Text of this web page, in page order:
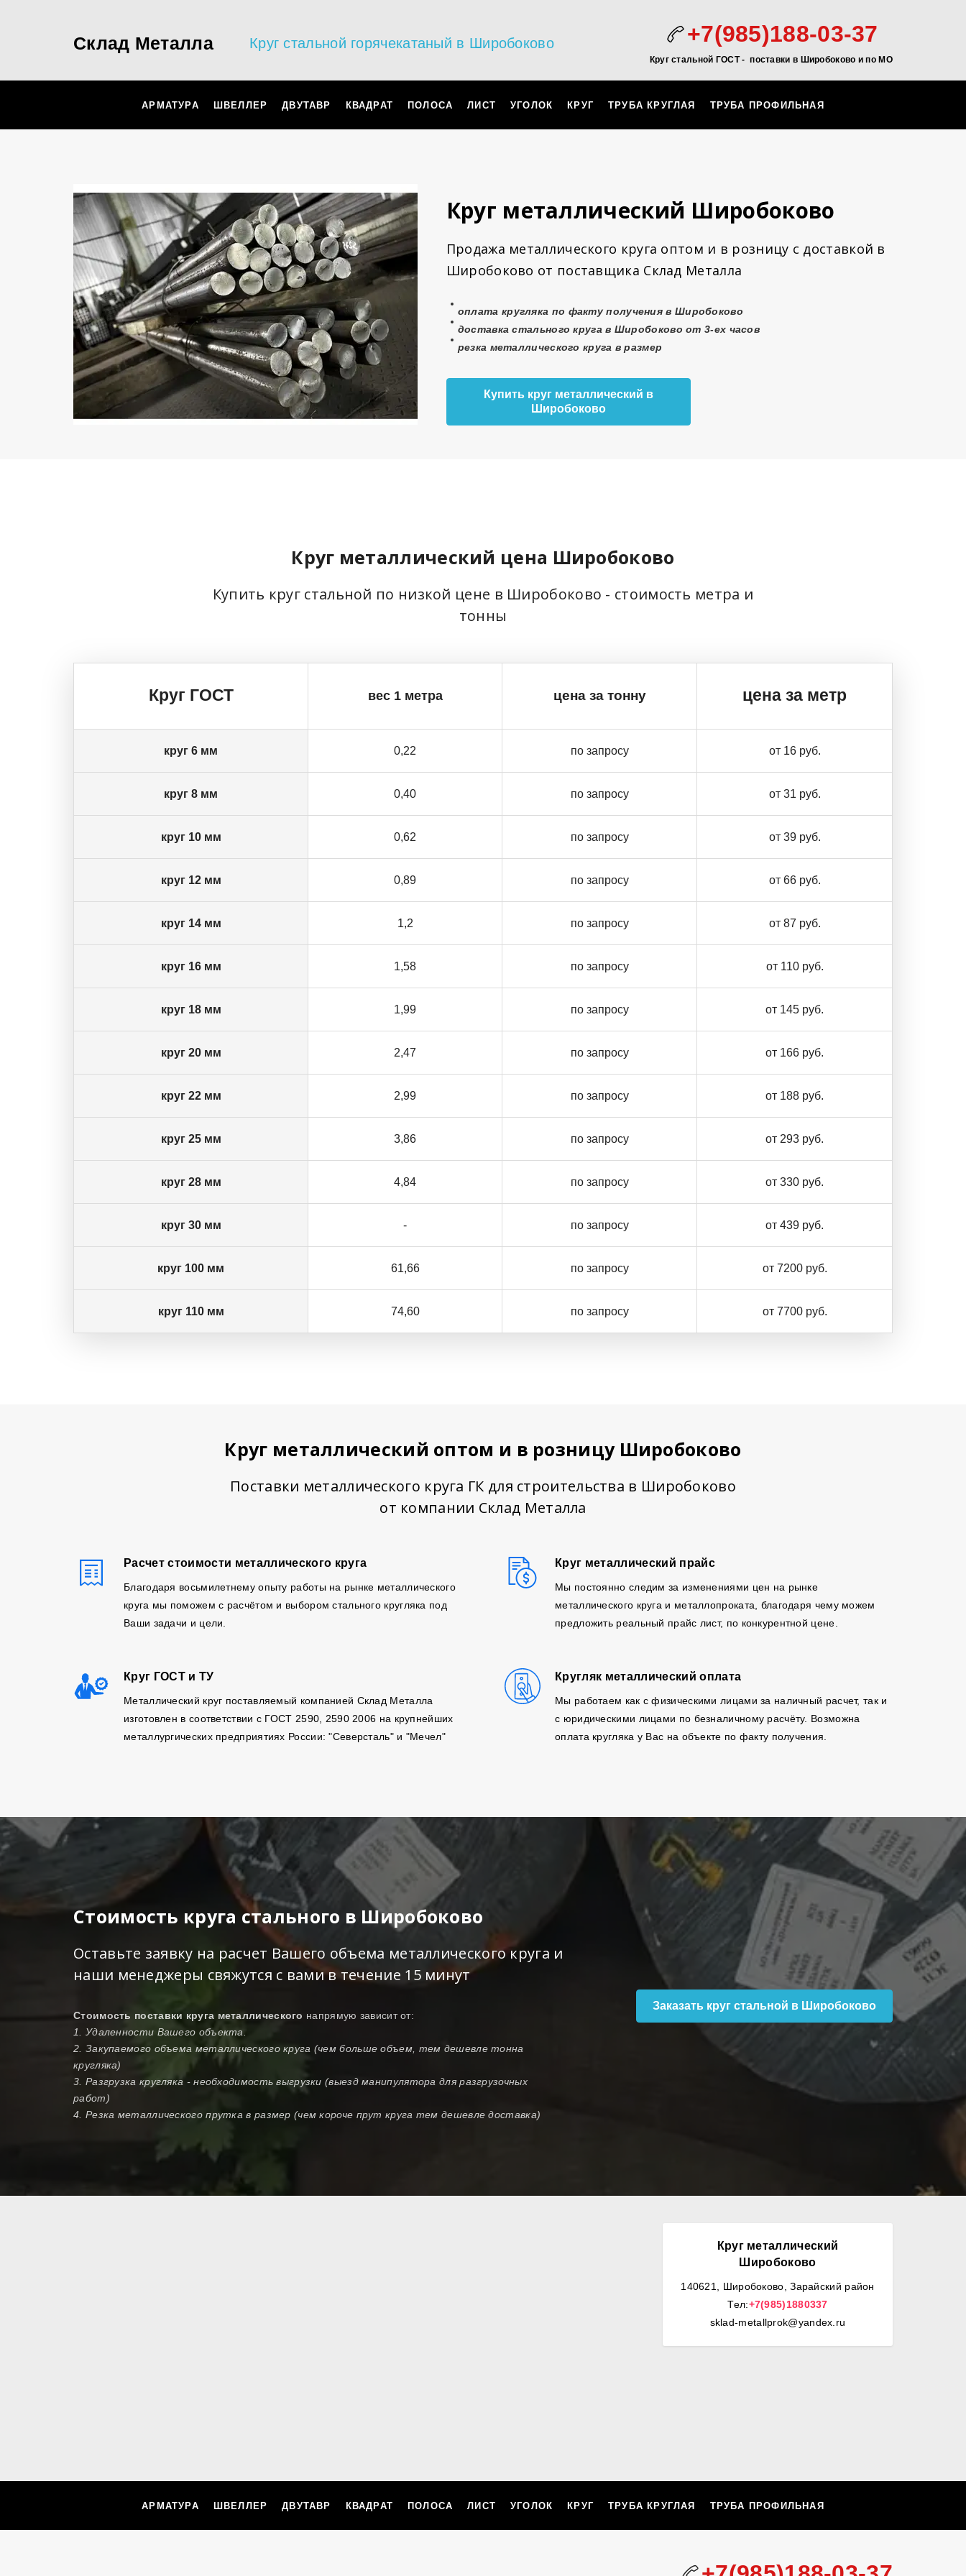
Склад Металла Круг стальной горячекатаный в Широбоково +7(985)188-03-37
Круг стальной ГОСТ - поставки в Широбоково и по МО
АРМАТУРА ШВЕЛЛЕР ДВУТАВР КВАДРАТ ПОЛОСА ЛИСТ УГОЛОК КРУГ ТРУБА КРУГЛАЯ ТРУБА ПРОФИЛЬНАЯ
Круг металлический Широбоково
Продажа металлического круга оптом и в розницу с доставкой в
Широбоково от поставщика Склад Металла
оплата кругляка по факту получения в Широбоково
доставка стального круга в Широбоково от 3-ех часов
резка металлического круга в размер
Купить круг металлический в
Широбоково
Круг металлический цена Широбоково
Купить круг стальной по низкой цене в Широбоково - стоимость метра и
тонны
Круг ГОСТ вес 1 метра цена за тонну цена за метр
круг 6 мм 0,22 по запросу от 16 руб.
круг 8 мм 0,40 по запросу от 31 руб.
круг 10 мм 0,62 по запросу от 39 руб.
круг 12 мм 0,89 по запросу от 66 руб.
круг 14 мм 1,2 по запросу от 87 руб.
круг 16 мм 1,58 по запросу от 110 руб.
круг 18 мм 1,99 по запросу от 145 руб.
круг 20 мм 2,47 по запросу от 166 руб.
круг 22 мм 2,99 по запросу от 188 руб.
круг 25 мм 3,86 по запросу от 293 руб.
круг 28 мм 4,84 по запросу от 330 руб.
круг 30 мм - по запросу от 439 руб.
круг 100 мм 61,66 по запросу от 7200 руб.
круг 110 мм 74,60 по запросу от 7700 руб.
Круг металлический оптом и в розницу Широбоково
Поставки металлического круга ГК для строительства в Широбоково
от компании Склад Металла
Расчет стоимости металлического круга
Благодаря восьмилетнему опыту работы на рынке металлического
круга мы поможем с расчётом и выбором стального кругляка под
Ваши задачи и цели.
Круг металлический прайс
Мы постоянно следим за изменениями цен на рынке
металлического круга и металлопроката, благодаря чему можем
предложить реальный прайс лист, по конкурентной цене.
Круг ГОСТ и ТУ
Металлический круг поставляемый компанией Склад Металла
изготовлен в соответствии с ГОСТ 2590, 2590 2006 на крупнейших
металлургических предприятиях России: "Северсталь" и "Мечел"
Кругляк металлический оплата
Мы работаем как с физическими лицами за наличный расчет, так и
с юридическими лицами по безналичному расчёту. Возможна
оплата кругляка у Вас на объекте по факту получения.
Стоимость круга стального в Широбоково
Оставьте заявку на расчет Вашего объема металлического круга и
наши менеджеры свяжутся с вами в течение 15 минут
Стоимость поставки круга металлического напрямую зависит от:
1. Удаленности Вашего объекта.
2. Закупаемого объема металлического круга (чем больше объем, тем дешевле тонна
кругляка)
3. Разгрузка кругляка - необходимость выгрузки (выезд манипулятора для разгрузочных
работ)
4. Резка металлического прутка в размер (чем короче прут круга тем дешевле доставка)
Заказать круг стальной в Широбоково
Круг металлический
Широбоково
140621, Широбоково, Зарайский район
Тел:+7(985)1880337
sklad-metallprok@yandex.ru
АРМАТУРА ШВЕЛЛЕР ДВУТАВР КВАДРАТ ПОЛОСА ЛИСТ УГОЛОК КРУГ ТРУБА КРУГЛАЯ ТРУБА ПРОФИЛЬНАЯ